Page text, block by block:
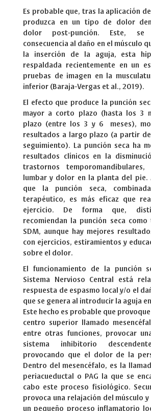
Es probable que, tras la aplicación
produzca en un tipo de dolor
dolor post-punción. Este, se
consecuencia al daño en el músculo
la inserción de la aguja, esta
respaldada recientemente en un
pruebas de imagen en la
inferior (Baraja-Vergas et al., 2019).
El efecto que produce la punción
mayor a corto plazo (hasta los 3
plazo (entre los 3 y 6 meses),
resultados a largo plazo (a partir
seguimiento). La punción seca ha
resultados clínicos en la
trastornos
lumbar y dolor en la planta del pie.
que la punción seca,
terapéutico, es más eficaz que
ejercicio. De forma que,
recomiendan la punción seca como
SDM, aunque hay mejores
con ejercicios, estiramientos y
sobre el dolor.
El funcionamiento de la punción
Sistema Nervioso Central está
respuesta de espasmo local y/o el
que se genera al introducir la aguja
Este hecho es probable que
centro superior llamado
entre otras funciones, provocar
sistema inhibitorio
provocando que el dolor de la
Dentro del mesencéfalo, es la
periacueductal o PAG la que se
cabo este proceso fisiológico.
provoca una relajación del músculo y
un pequeño proceso inflamatorio